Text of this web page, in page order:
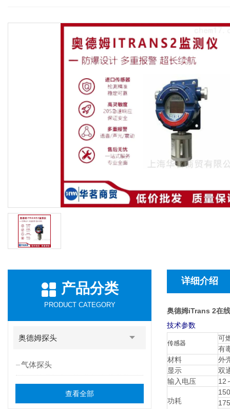
产品分类
PRODUCT CATEGORY
奥德姆探头
气体探头
查看全部
详细介绍
奥德姆iTrans 2在
技术参数
传感器
可
有
材料
外
显示
双
输入电压
12
功耗